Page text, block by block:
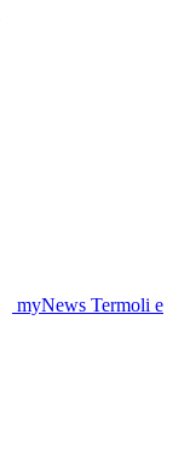
myNews Termoli e